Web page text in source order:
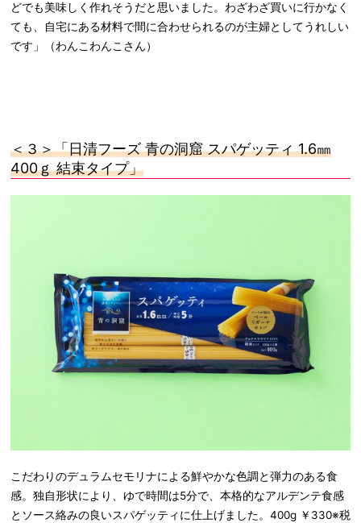
どでも美味しく作れそうだと思いました。わざわざ買いに行かなく
ても、自宅にある材料で間に合わせられるのが主婦としてうれしい
です」（わんこわんこさん）
＜３＞「日清フーズ青の洞窟スパゲッティ 1.6㎜
400ｇ結束タイプ」
こだわりのデュラムセモリナによる鮮やかな色調と弾力のある食
感。独自形状により、ゆで時間は5分で、本格的なアルデンテ食感
とソース絡みの良いスパゲッティに仕上げました。400g ￥330※税